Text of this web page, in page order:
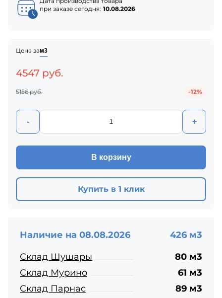
при заказе сегодня: 10.08.2026
Цена зам3
4547 руб.
5156 руб. -12%
- +
В корзину
Купить в 1 клик
Наличие на 08.08.2026
426 м3
Склад Шушары
80 м3
Склад Мурино
61 м3
Склад Парнас
89 м3